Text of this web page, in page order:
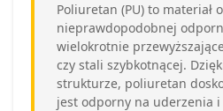
Poliuretan (PU) to materiał o
nieprawdopodobnej
wielokrotnie
czy stali szybkotnącej.
strukturze, poliuretan
jest odporny na uderzenia